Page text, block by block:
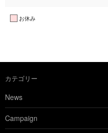
お休み
カテゴリー
News
Campaign